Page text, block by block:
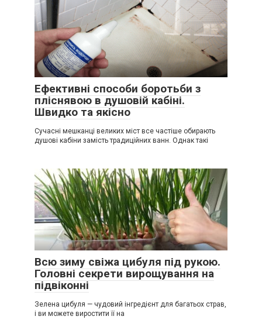
Ефективні способи боротьби з
пліснявою в душовій кабіні.
Швидко та якісно
Сучасні мешканці великих міст все частіше обирають
душові кабіни замість традиційних ванн. Однак такі
Всю зиму свіжа цибуля під рукою.
Головні секрети вирощування на
підвіконні
Зелена цибуля — чудовий інгредієнт для багатьох страв,
і ви можете виростити її на